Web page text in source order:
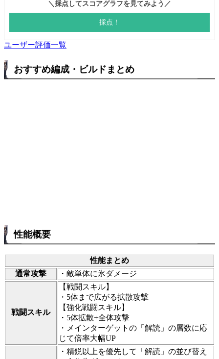
ユーザー評価一覧
おすすめ編成・ビルドまとめ
性能概要
性能まとめ
通常攻撃
・敵単体に氷ダメージ
戦闘スキル
【戦闘スキル】
・5体まで広がる拡散攻撃
【強化戦闘スキル】
・5体拡散+全体攻撃
・メインターゲットの「解読」の層数に応
じて倍率大幅UP
・精鋭以上を優先して「解読」の並び替え